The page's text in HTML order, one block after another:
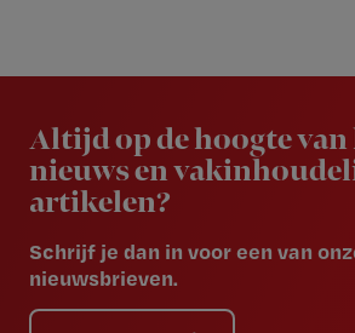
Altijd op de hoogte
nieuws en
artikelen?
Schrijf je dan in voor een van
nieuwsbrieven.